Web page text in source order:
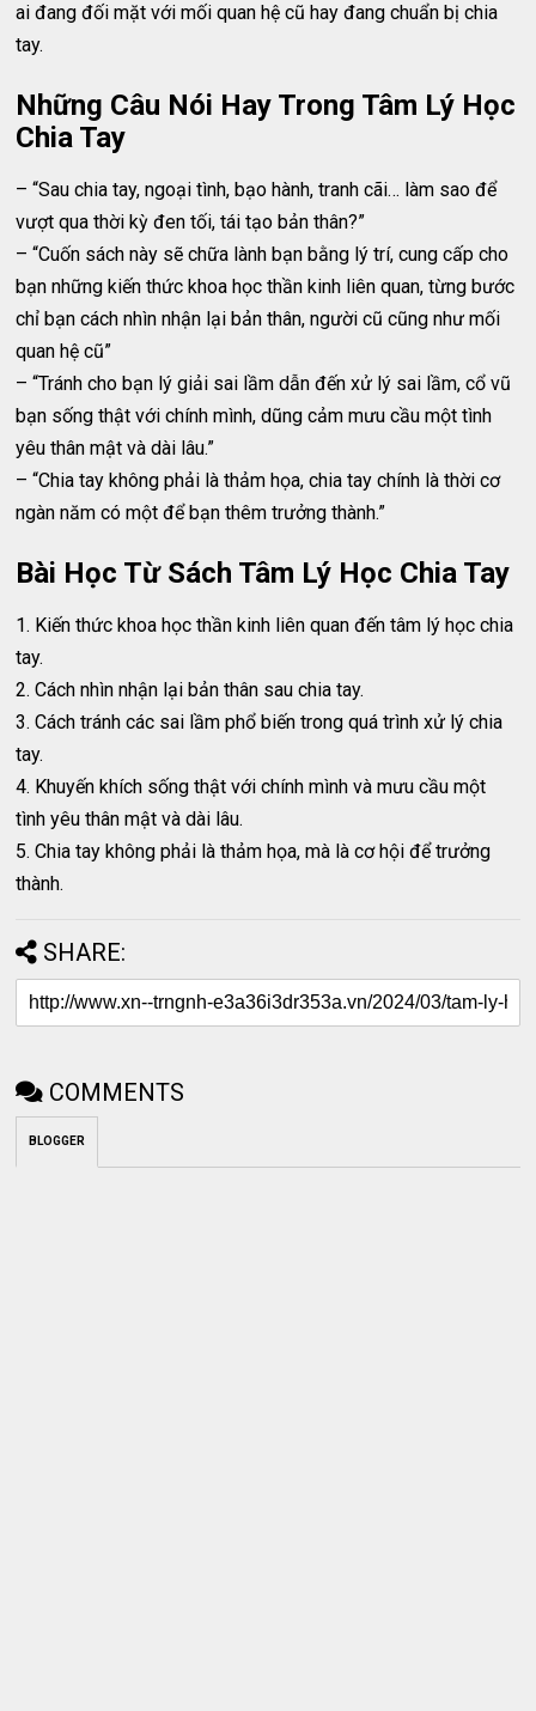
ai đang đối mặt với mối quan hệ cũ hay đang chuẩn bị chia
tay.
Những Câu Nói Hay Trong Tâm Lý Học
Chia Tay
– “Sau chia tay, ngoại tình, bạo hành, tranh cãi… làm sao để
vượt qua thời kỳ đen tối, tái tạo bản thân?”
– “Cuốn sách này sẽ chữa lành bạn bằng lý trí, cung cấp cho
bạn những kiến thức khoa học thần kinh liên quan, từng bước
chỉ bạn cách nhìn nhận lại bản thân, người cũ cũng như mối
quan hệ cũ”
– “Tránh cho bạn lý giải sai lầm dẫn đến xử lý sai lầm, cổ vũ
bạn sống thật với chính mình, dũng cảm mưu cầu một tình
yêu thân mật và dài lâu.”
– “Chia tay không phải là thảm họa, chia tay chính là thời cơ
ngàn năm có một để bạn thêm trưởng thành.”
Bài Học Từ Sách Tâm Lý Học Chia Tay
1. Kiến thức khoa học thần kinh liên quan đến tâm lý học chia
tay.
2. Cách nhìn nhận lại bản thân sau chia tay.
3. Cách tránh các sai lầm phổ biến trong quá trình xử lý chia
tay.
4. Khuyến khích sống thật với chính mình và mưu cầu một
tình yêu thân mật và dài lâu.
5. Chia tay không phải là thảm họa, mà là cơ hội để trưởng
thành.
SHARE:
COMMENTS
BLOGGER